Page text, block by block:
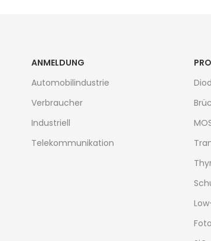
ANMELDUNG
Automobilindustrie
Verbraucher
Industriell
Telekommunikation